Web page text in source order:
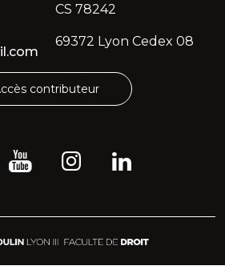
CS 78242
69372 Lyon Cedex 08
contributeur